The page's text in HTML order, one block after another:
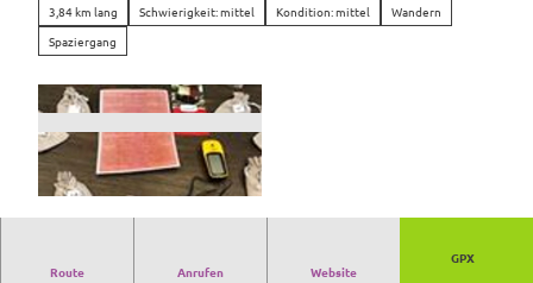
3,84 km lang Schwierigkeit: mittel Kondition: mittel
Wandern
Spaziergang
Route Anrufen Website
GPX